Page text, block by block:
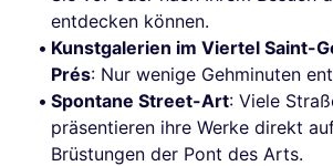
entdecken können.
Kunstgalerien im Viertel Saint-
Prés: Nur wenige Gehminuten
Spontane Street-Art: Viele
präsentieren ihre Werke direkt
Brüstungen der Pont des Arts.